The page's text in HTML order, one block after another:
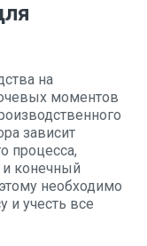
на
моментов
зависит
процесса,
конечный
необходимо
и учесть все